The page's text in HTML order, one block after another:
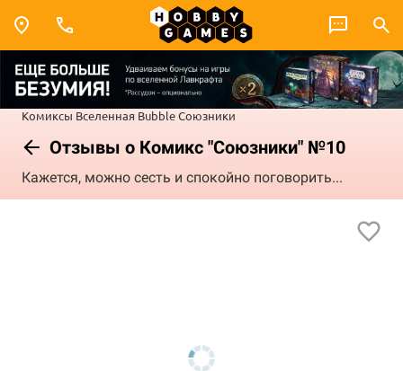
Комиксы Вселенная BubbleСоюзники
Отзывы о Комикс "Союзники" №10
Кажется, можно сесть и спокойно поговорить...